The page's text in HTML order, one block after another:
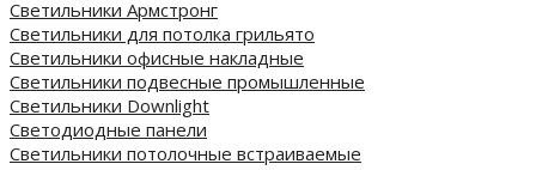
Светильники Армстронг
Светильники для потолка грильято
Светильники офисные накладные
Светильники подвесные промышленные
Светильники Downlight
Светодиодные панели
Cветильники потолочные встраиваемые